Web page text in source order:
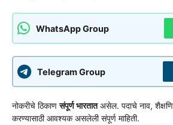
WhatsApp Group
Telegram Group
नोकरीचे ठिकाणसंपूर्ण भारतातअसेल. पदाचे नाव,
करण्यासाठी आवश्यक असलेली संपूर्ण माहिती.